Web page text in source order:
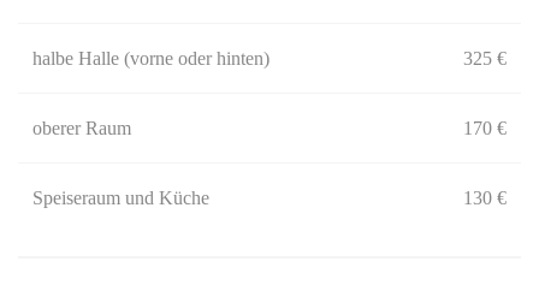
halbe Halle (vorne oder hinten) 325 €
oberer Raum 170 €
Speiseraum und Küche 130 €